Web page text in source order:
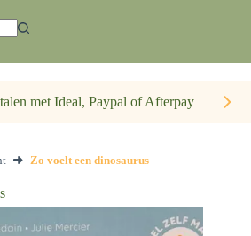
met Ideal, Paypal of Afterpay
Zo voelt een dinosaurus